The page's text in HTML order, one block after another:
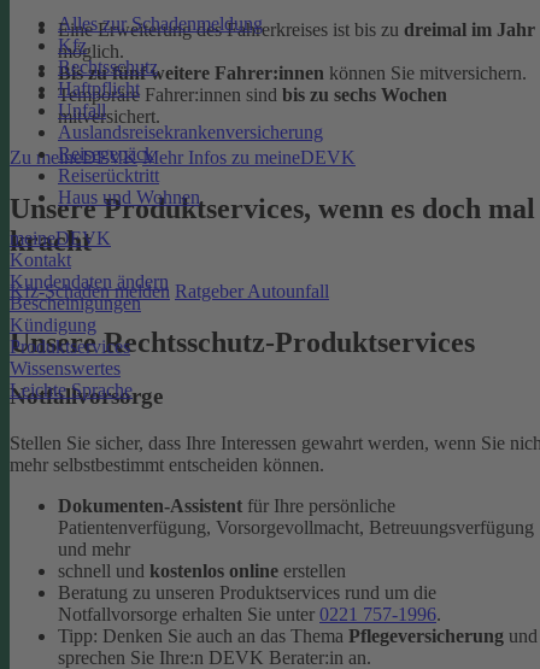
Alles zur Schadenmeldung
Kfz
Rechtsschutz
Haftpflicht
Unfall
Auslandsreisekrankenversicherung
Reisegepäck
Reiserücktritt
Haus und Wohnen
meineDEVK
Kontakt
Kundendaten ändern
Bescheinigungen
Kündigung
Produktservices
Wissenswertes
Leichte Sprache
Eine Erweiterung des Fahrerkreises ist bis zu dreimal im Jahr
möglich.
Bis zu fünf weitere Fahrer:innen können Sie mitversichern.
Temporäre Fahrer:innen sind bis zu sechs Wochen
mitversichert.
Zu meineDEVK Mehr Infos zu meineDEVK
Unsere Produktservices, wenn es doch mal
kracht
Kfz-Schaden melden Ratgeber Autounfall
Unsere Rechtsschutz-Produktservices
Notfallvorsorge
Stellen Sie sicher, dass Ihre Interessen gewahrt werden, wenn Sie
mehr selbstbestimmt entscheiden können.
Dokumenten-Assistent für Ihre persönliche
Patientenverfügung, Vorsorgevollmacht, Betreuungsverfügung
und mehr
schnell und kostenlos online erstellen
Beratung zu unseren Produktservices rund um die
Notfallvorsorge erhalten Sie unter 0221 757-1996.
Tipp: Denken Sie auch an das Thema Pflegeversicherung und
sprechen Sie Ihre:n DEVK Berater:in an.